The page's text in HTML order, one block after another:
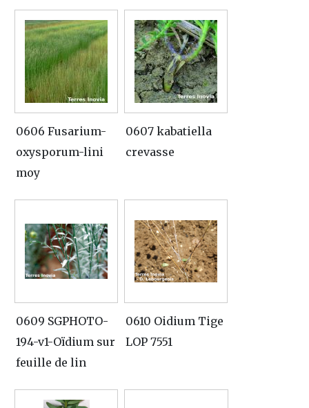
0606 Fusarium-
oxysporum-lini
moy
0607 kabatiella
crevasse
0609 SGPHOTO-
194-v1-Oïdium sur
feuille de lin
0610 Oidium Tige
LOP 7551